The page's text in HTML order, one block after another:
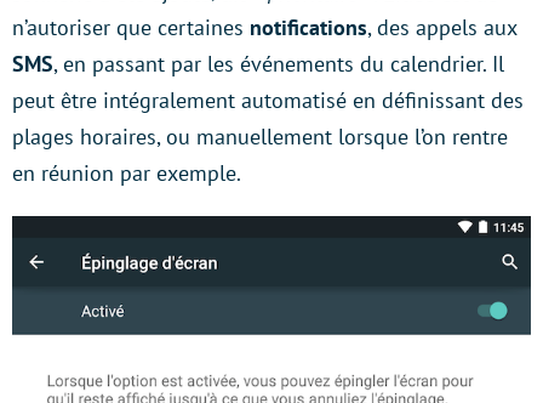
n’autoriser que certaines notifications, des appels aux
SMS, en passant par les événements du calendrier. Il
peut être intégralement automatisé en définissant des
plages horaires, ou manuellement lorsque l’on rentre
en réunion par exemple.